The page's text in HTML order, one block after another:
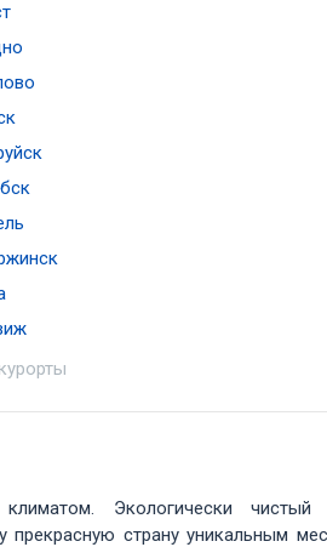
Экологически чистый
прекрасную страну уникальным